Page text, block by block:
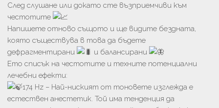
След слушане или докато сте възприемчиви към
честотите
Напишете отново същото и ще видите бездната,
която съществува в това да бъдете
дефрагментирани
и балансирани
Ето списък на честотите и техните потенциални
лечебни ефекти:
174 Hz – Най-ниският от тоновете изглежда е
естествен анестетик. Той има тенденция да